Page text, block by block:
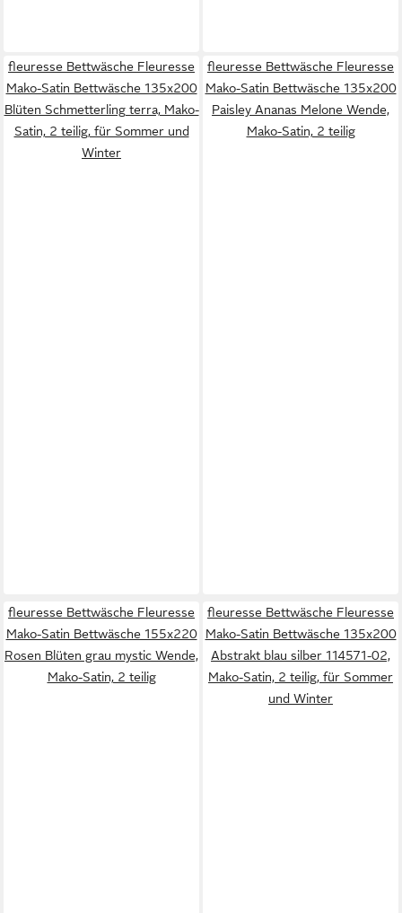
fleuresse Bettwäsche Fleuresse
Mako-Satin Bettwäsche 135x200
Blüten Schmetterling terra, Mako-
Satin, 2 teilig, für Sommer und
Winter
fleuresse Bettwäsche Fleuresse
Mako-Satin Bettwäsche 135x200
Paisley Ananas Melone Wende,
Mako-Satin, 2 teilig
fleuresse Bettwäsche Fleuresse
Mako-Satin Bettwäsche 155x220
Rosen Blüten grau mystic Wende,
Mako-Satin, 2 teilig
fleuresse Bettwäsche Fleuresse
Mako-Satin Bettwäsche 135x200
Abstrakt blau silber 114571-02,
Mako-Satin, 2 teilig, für Sommer
und Winter